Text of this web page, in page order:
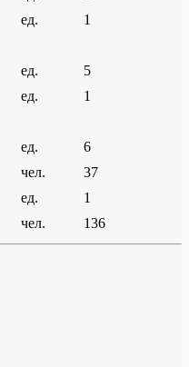
ед.
1
ед.
5
ед.
1
ед.
6
чел.
37
ед.
1
чел. 136